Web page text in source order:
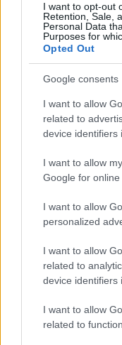
I want to opt-out
Retention, Sale,
Personal Data
Purposes for
Opted Out
Google consents
I want to allow
related to
device identifiers
I want to allow
Google for
I want to allow
personalized
I want to allow
related to
device identifiers
I want to allow
related to
Torta della nonna
Camilla Bellini · 2 Ago 2026
RICETTE DELLA NONNA